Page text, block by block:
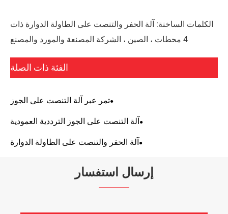
الكلمات الساخنة: آلة الحفر والتنصت على الطاولة الدوارة ذات
4 محطات ، الصين ، الشركة المصنعة والمورد والمصنع
الفئة ذات الصلة
تمر عبر آلة التنصت على الجوز
آلة التنصت على الجوز الترددية العمودية
آلة الحفر والتنصت على الطاولة الدوارة
إرسال استفسار